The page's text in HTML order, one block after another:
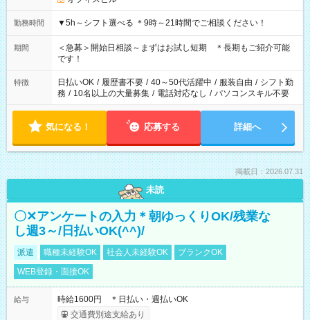
勤務時間 ▼5h～シフト選べる ＊9時～21時間でご相談ください！
期間
＜急募＞開始日相談～まずはお試し短期 ＊長期もご紹介可能
です！
特徴 日払いOK / 履歴書不要 / 40～50代活躍中 / 服装自由 / シフト勤
務 / 10名以上の大量募集 / 電話対応なし / パソコンスキル不要
気になる！ 応募する 詳細へ
掲載日：2026.07.31
未読
〇✕アンケートの入力＊朝ゆっくりOK/残業な
し週3～/日払いOK(^^)/
派遣 職種未経験OK 社会人未経験OK
ブランクOK
WEB登録・面接OK
給与
時給1600円 ＊日払い・週払いOK
交通費別途支給あり